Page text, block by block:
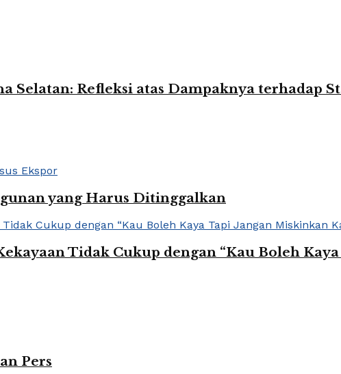
Selatan: Refleksi atas Dampaknya terhadap
yang Harus Ditinggalkan
Tidak Cukup dengan “Kau Boleh
Pers